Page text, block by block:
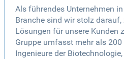
Als führendes Unternehmen
Branche sind wir stolz
Lösungen für unsere Kunden
Gruppe umfasst mehr als
Ingenieure der